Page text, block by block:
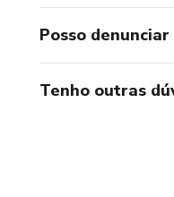
Posso
Tenho outras